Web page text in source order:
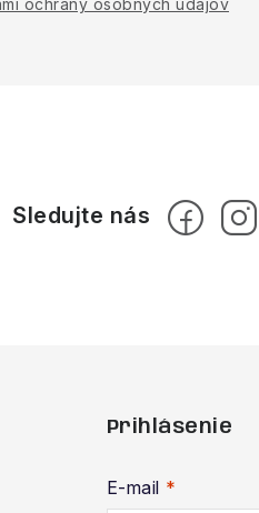
ochrany osobných údajov
Prihlásenie
E-mail